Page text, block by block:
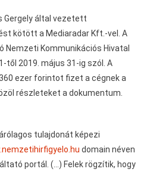
Gergely által vezetett
kötött a Mediaradar Kft.-vel. A
Nemzeti Kommunikációs Hivatal
től 2019. május 31-ig szól. A
ezer forintot fizet a cégnek a
részleteket a dokumentum.
tulajdonát képezi
domain néven
portál. (…) Felek rögzítik, hogy